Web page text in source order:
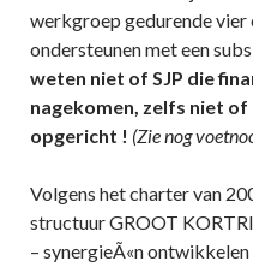
werkgroep gedurende vier
ondersteunen met een
weten niet of SJP die
nagekomen, zelfs niet
opgericht ! (Zie nog
Volgens het charter van
structuur GROOT
– synergieÃ«n